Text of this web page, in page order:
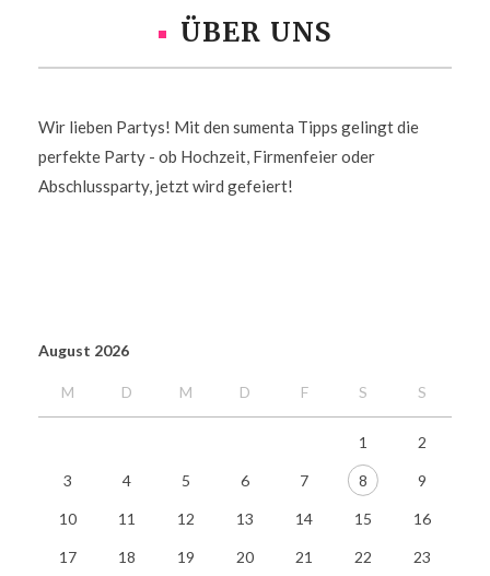
ÜBER UNS
Wir lieben Partys! Mit den sumenta Tipps gelingt die
perfekte Party - ob Hochzeit, Firmenfeier oder
Abschlussparty, jetzt wird gefeiert!
August 2026
M D M D F S S
1 2
3 4 5 6 7 8 9
10 11 12 13 14 15 16
17 18 19 20 21 22 23